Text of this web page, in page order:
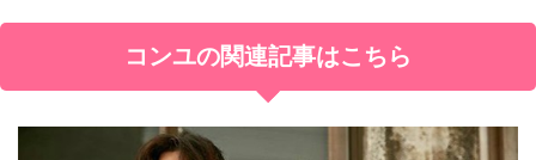
コンユの関連記事はこちら